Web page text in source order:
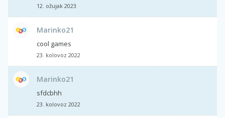
12. ožujak 2023
Marinko21
cool games
23. kolovoz 2022
Marinko21
sfdcbhh
23. kolovoz 2022